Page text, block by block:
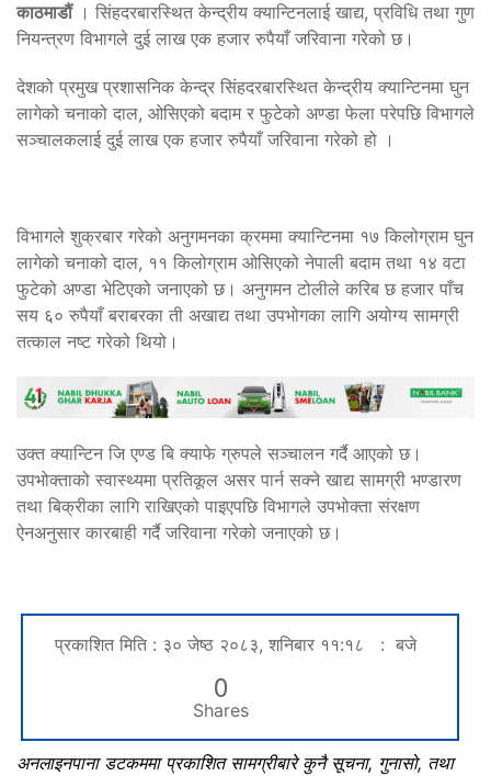
काठमाडौं। सिंहदरबारस्थित केन्द्रीय क्यान्टिनलाई खाद्य, प्रविधि तथा गुण
नियन्त्रण विभागले दुई लाख एक हजार रुपैयाँ जरिवाना गरेको छ।
देशको प्रमुख प्रशासनिक केन्द्र सिंहदरबारस्थित केन्द्रीय क्यान्टिनमा घुन
लागेको चनाको दाल, ओसिएको बदाम र फुटेको अण्डा फेला परेपछि विभागले
सञ्चालकलाई दुई लाख एक हजार रुपैयाँ जरिवाना गरेको हो ।
विभागले शुक्रबार गरेको अनुगमनका क्रममा क्यान्टिनमा १७ किलोग्राम घुन
लागेको चनाको दाल, ११ किलोग्राम ओसिएको नेपाली बदाम तथा १४ वटा
फुटेको अण्डा भेटिएको जनाएको छ। अनुगमन टोलीले करिब छ हजार पाँच
सय ६० रुपैयाँ बराबरका ती अखाद्य तथा उपभोगका लागि अयोग्य सामग्री
तत्काल नष्ट गरेको थियो।
उक्त क्यान्टिन जि एण्ड बि क्याफे ग्रुपले सञ्चालन गर्दै आएको छ।
उपभोक्ताको स्वास्थ्यमा प्रतिकूल असर पार्न सक्ने खाद्य सामग्री भण्डारण
तथा बिक्रीका लागि राखिएको पाइएपछि विभागले उपभोक्ता संरक्षण
ऐनअनुसार कारबाही गर्दै जरिवाना गरेको जनाएको छ।
प्रकाशित मिति : ३० जेष्ठ २०८३, शनिबार ११:१८ : बजे
0
Shares
अनलाइनपाना डटकममा प्रकाशित सामग्रीबारे कुनै सूचना, गुनासो, तथा